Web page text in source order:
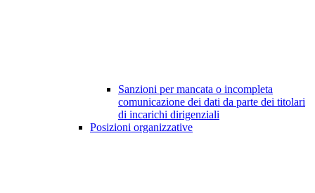
Sanzioni per mancata o incompleta
comunicazione dei dati da parte dei titolari
di incarichi dirigenziali
Posizioni organizzative